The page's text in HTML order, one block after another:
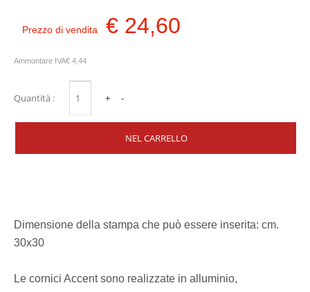
Prezzo di vendita € 24,60
Ammontare IVA€ 4,44
Quantità :
Dimensione della stampa che può essere inserita: cm.
30x30
Le cornici Accent sono realizzate in alluminio,